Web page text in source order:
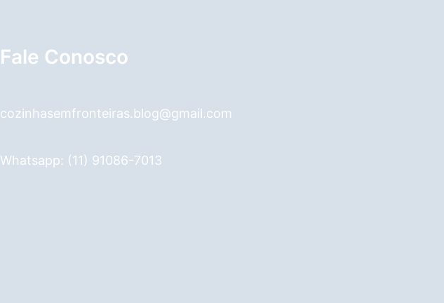
Fale Conosco
cozinhasemfronteiras.blog@gmail.com
Whatsapp: (11) 91086-7013